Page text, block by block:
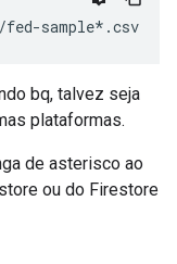
bq, talvez seja
plataformas.
de asterisco ao
ou do Firestore